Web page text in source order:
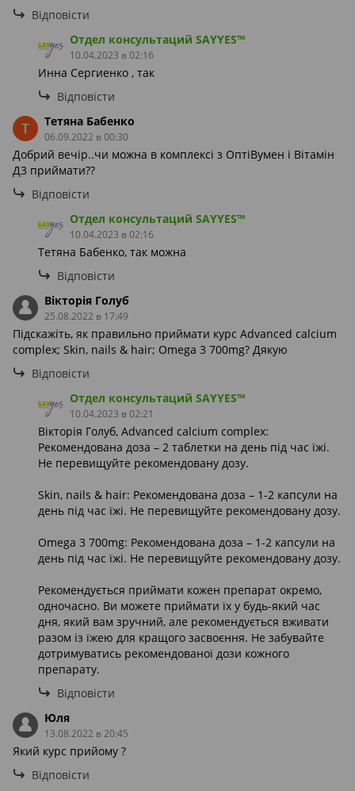
Відповісти
Отдел консультаций SAYYES™
10.04.2023 в 02:16
Инна Сергиенко , так
Відповісти
Тетяна Бабенко
06.09.2022 в 00:30
Добрий вечір..чи можна в комплексі з ОптіВумен і Вітамін
Д3 приймати??
Відповісти
Отдел консультаций SAYYES™
10.04.2023 в 02:16
Тетяна Бабенко, так можна
Відповісти
Вікторія Голуб
25.08.2022 в 17:49
Підскажіть, як правильно приймати курс Advanced calcium
complex; Skin, nails & hair; Omega 3 700mg? Дякую
Відповісти
Отдел консультаций SAYYES™
10.04.2023 в 02:21
Вікторія Голуб, Advanced calcium complex:
Рекомендована доза – 2 таблетки на день під час їжі.
Не перевищуйте рекомендовану дозу.
Skin, nails & hair: Рекомендована доза – 1-2 капсули на
день під час їжі. Не перевищуйте рекомендовану дозу.
Omega 3 700mg: Рекомендована доза – 1-2 капсули на
день під час їжі. Не перевищуйте рекомендовану дозу.
Рекомендується приймати кожен препарат окремо,
одночасно. Ви можете приймати їх у будь-який час
дня, який вам зручний, але рекомендується вживати
разом із їжею для кращого засвоєння. Не забувайте
дотримуватись рекомендованої дози кожного
препарату.
Відповісти
Юля
13.08.2022 в 20:45
Який курс прийому ?
Відповісти